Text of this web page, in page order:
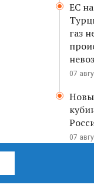
ЕС
газ
07
07